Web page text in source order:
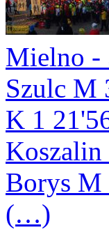
Mielno -
Szulc M
K 1
Koszalin
Borys M
(…)